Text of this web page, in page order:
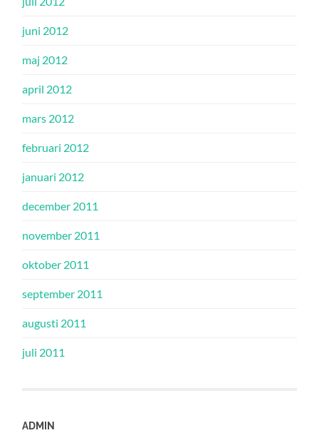
juni 2012
maj 2012
april 2012
mars 2012
februari 2012
januari 2012
december 2011
november 2011
oktober 2011
september 2011
augusti 2011
juli 2011
ADMIN